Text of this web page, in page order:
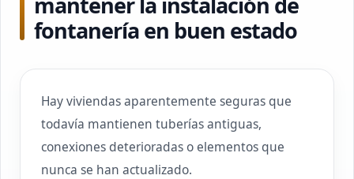
fontanería en buen estado
Hay viviendas aparentemente seguras que
todavía mantienen tuberías antiguas,
conexiones deterioradas o elementos que
nunca se han actualizado.